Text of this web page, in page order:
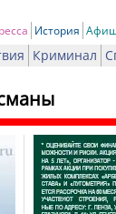
История
Криминал
Печать